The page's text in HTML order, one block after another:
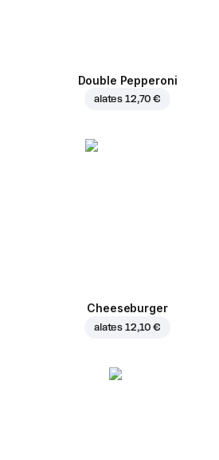
Double Pepperoni
alates 12,70 €
Cheeseburger
alates 12,10 €